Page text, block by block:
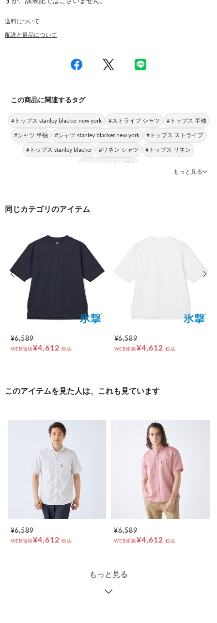
送料について
配送と返品について
この商品に関連するタグ
#トップス stanley blacker new york #ストライプ シャツ #トップス 半袖
#シャツ 半袖 #シャツ stanley blacker new york #トップス ストライプ
#トップス stanley blacker #リネン シャツ #トップス リネン
#stanley blacker 半袖
もっと見る
同じカテゴリのアイテム
¥6,589
WEB価格¥4,612 税込
¥6,589
WEB価格¥4,612 税込
前の画像 次
このアイテムを見た人は、これも見ています
¥6,589
WEB価格¥4,612 税込
¥6,589
WEB価格¥4,612 税込
もっと見る